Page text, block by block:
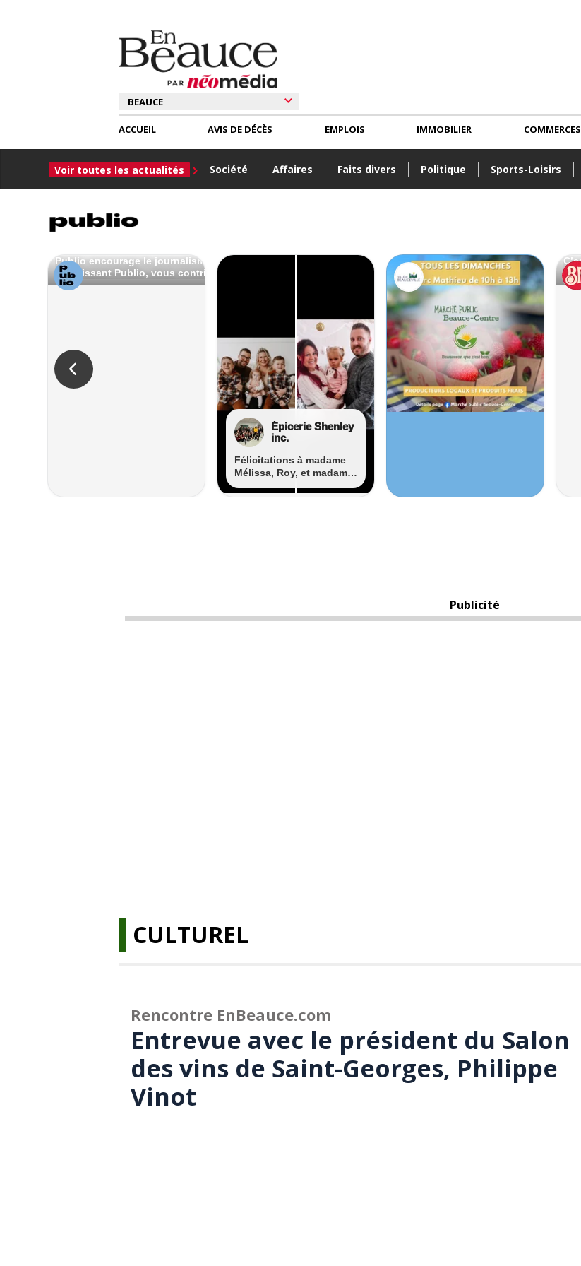
ACCUEIL
Voir toutes les actualités Société Affaires Faits divers Politique Sports-Loisirs
AVIS DE DÉCÈS EMPLOIS IMMOBILIER COMMERCES
Publicité
CULTUREL
Rencontre EnBeauce.com
Entrevue avec le président du Salon
des vins de Saint-Georges, Philippe
Vinot